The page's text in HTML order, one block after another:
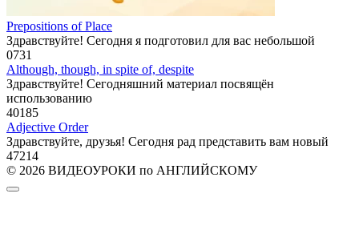
Prepositions of Place
Здравствуйте! Сегодня я подготовил для вас небольшой
0731
Although, though, in spite of, despite
Здравствуйте! Сегодняшний материал посвящён
использованию
40185
Adjective Order
Здравствуйте, друзья! Сегодня рад представить вам новый
47214
© 2026 ВИДЕОУРОКИ по АНГЛИЙСКОМУ